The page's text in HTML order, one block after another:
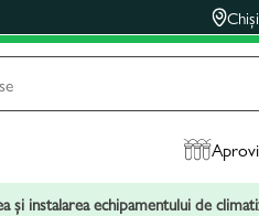
și instalarea echipamentului de